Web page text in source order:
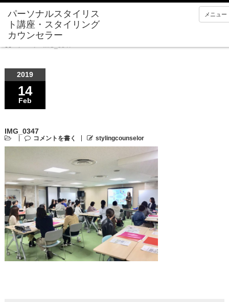
メニュー
IMG_0347
2019
14
Feb
IMG_0347
コメントを書く stylingcounselor